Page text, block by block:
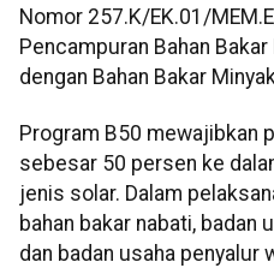
Nomor 257.K/EK.01/
Pencampuran Bahan
dengan Bahan Bakar
Program B50 mewajibkan
sebesar 50 persen ke
jenis solar. Dalam
bahan bakar nabati, badan
dan badan usaha penyalur